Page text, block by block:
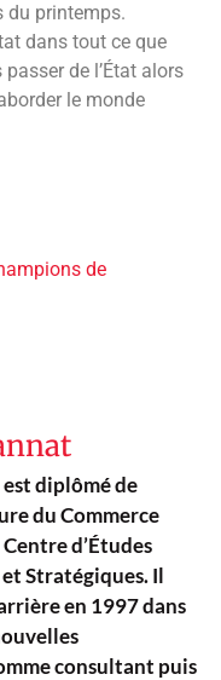
du printemps.
dans tout ce que
de l’État alors
le monde
de
diplômé de
du Commerce
d’Études
Stratégiques. Il
en 1997 dans
consultant puis